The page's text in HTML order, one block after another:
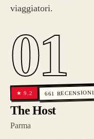
viaggiatori.
01
★9.2 661 RECENSIONI
The Host
Parma